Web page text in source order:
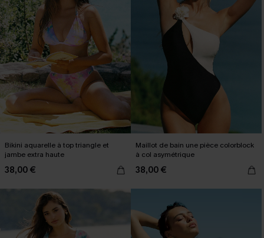
Bikini aquarelle à top triangle et
jambe extra haute
38,00 €
Maillot de bain une pièce colorblock
à col asymétrique
38,00 €